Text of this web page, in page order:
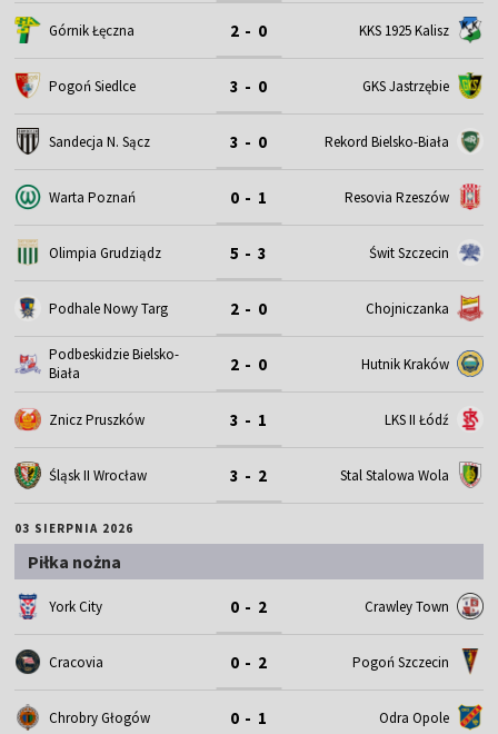
Górnik Łęczna 2 - 0 KKS 1925 Kalisz
Pogoń Siedlce 3 - 0 GKS Jastrzębie
Sandecja N. Sącz 3 - 0 Rekord Bielsko-Biała
Warta Poznań 0 - 1 Resovia Rzeszów
Olimpia Grudziądz 5 - 3 Świt Szczecin
Podhale Nowy Targ 2 - 0 Chojniczanka
Podbeskidzie Bielsko-
Biała
2 - 0 Hutnik Kraków
Znicz Pruszków 3 - 1 LKS II Łódź
Śląsk II Wrocław 3 - 2 Stal Stalowa Wola
03 SIERPNIA 2026
Piłka nożna
York City 0 - 2 Crawley Town
Cracovia 0 - 2 Pogoń Szczecin
Chrobry Głogów 0 - 1 Odra Opole